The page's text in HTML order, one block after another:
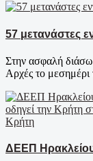
57 μετανάστες
Στην ασφαλή
Αρχές το μεσημέρι
Κρήτη
ΔΕΕΠ